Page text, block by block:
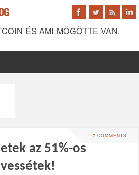
ÉS AMI MÖGÖTTE VAN.
17 COMMENTS
az 51%-os